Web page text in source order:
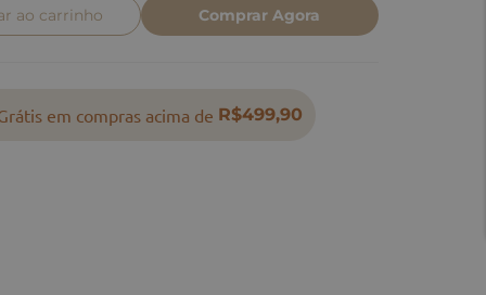
ao carrinho Comprar Agora
em compras acima de R$499,90